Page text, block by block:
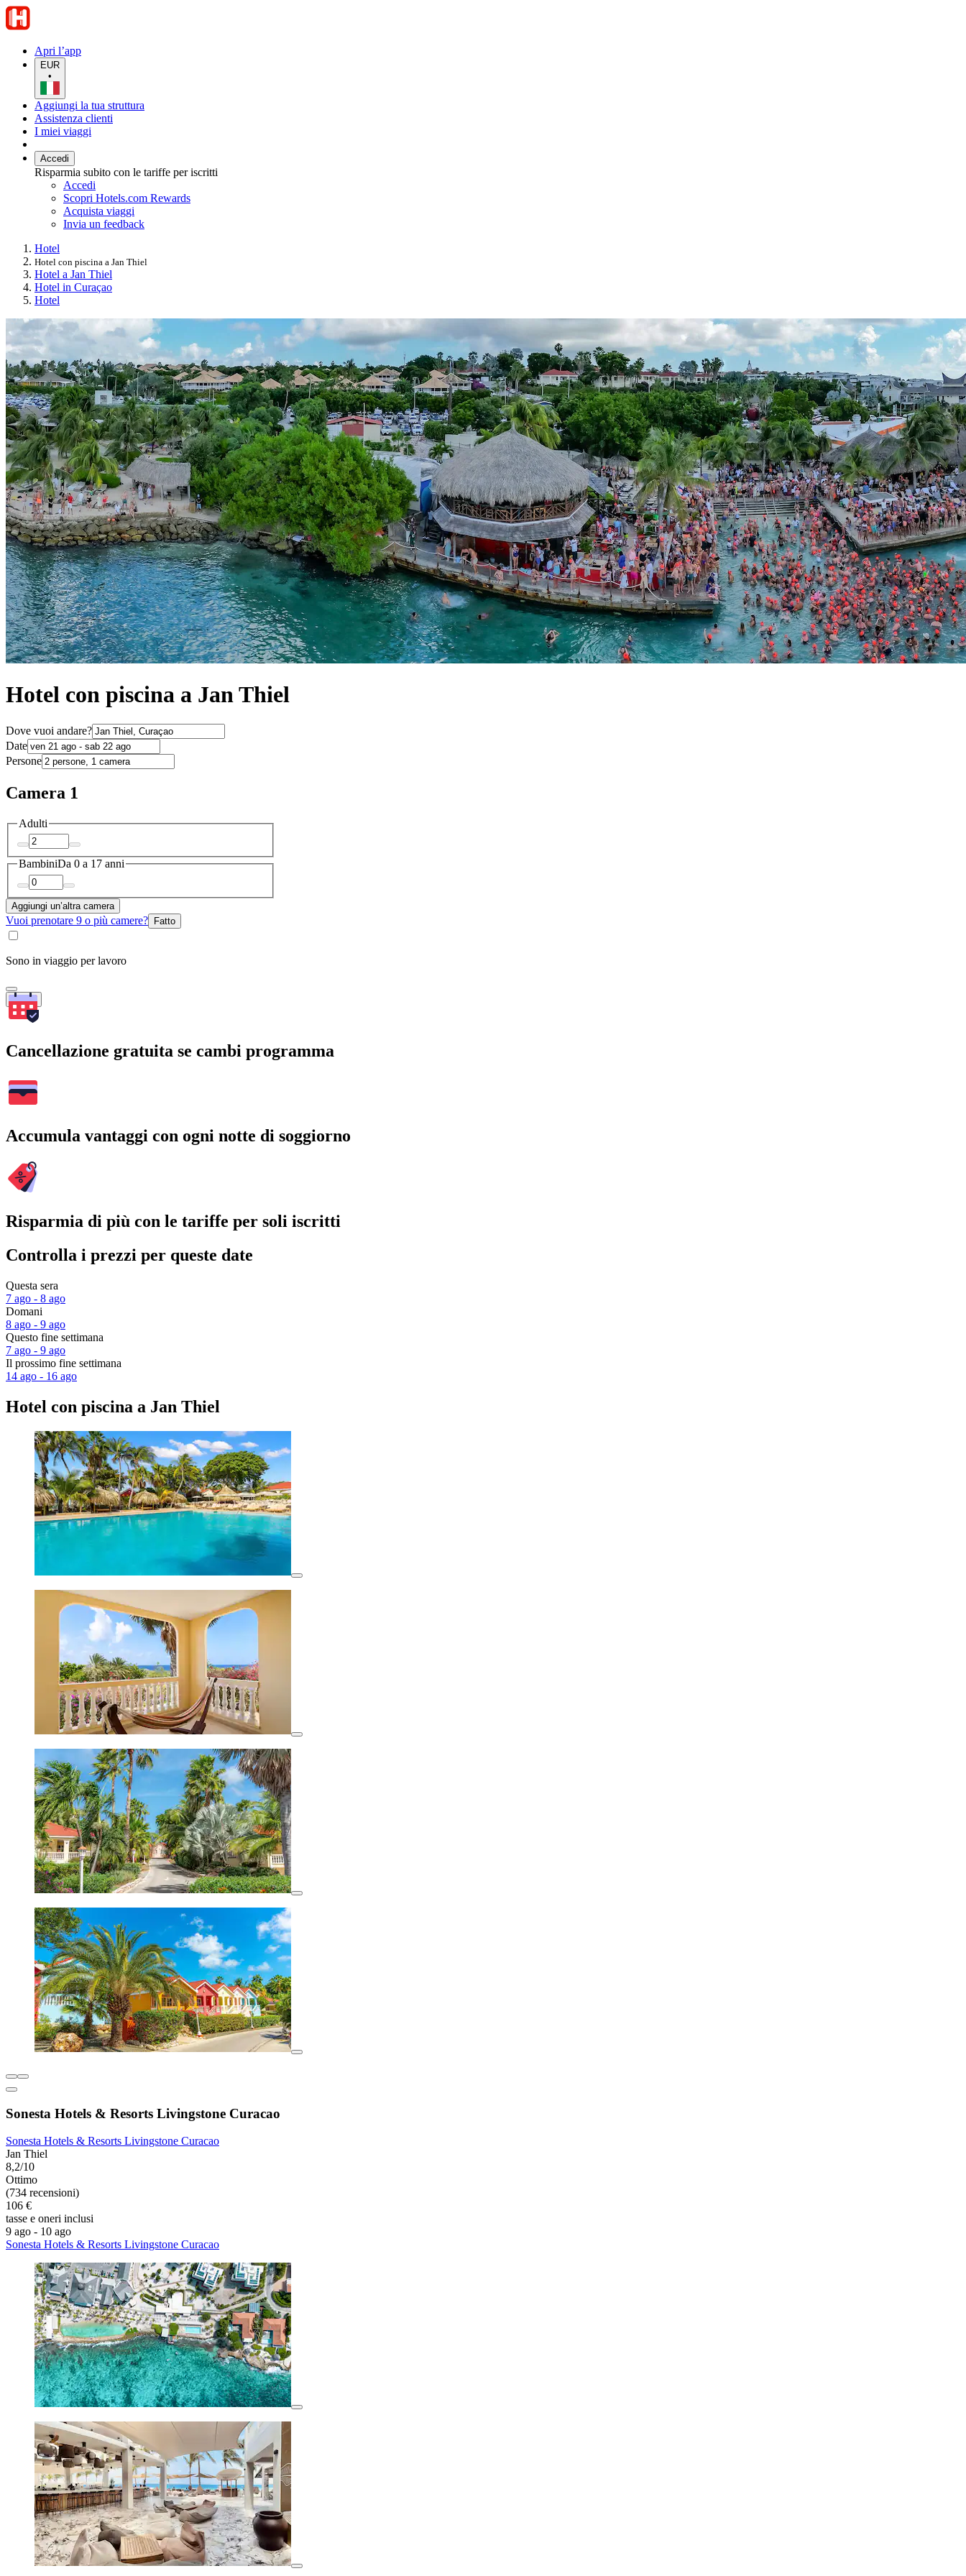
Apri l’app
EUR
•
Aggiungi la tua struttura
Assistenza clienti
I miei viaggi
Accedi
Risparmia subito con le tariffe per iscritti
Accedi
Scopri Hotels.com Rewards
Acquista viaggi
Invia un feedback
Hotel
Hotel con piscina a Jan Thiel
Hotel a Jan Thiel
Hotel in Curaçao
Hotel
Hotel con piscina a Jan Thiel
Dove vuoi andare?
Date
Persone
Camera 1
Adulti
BambiniDa 0 a 17 anni
Aggiungi un’altra camera
Vuoi prenotare 9 o più camere? Fatto
Sono in viaggio per lavoro
Cerca
Cancellazione gratuita se cambi programma
Accumula vantaggi con ogni notte di soggiorno
Risparmia di più con le tariffe per soli iscritti
Controlla i prezzi per queste date
Questa sera
7 ago - 8 ago
Domani
8 ago - 9 ago
Questo fine settimana
7 ago - 9 ago
Il prossimo fine settimana
14 ago - 16 ago
Hotel con piscina a Jan Thiel
Sonesta Hotels & Resorts Livingstone Curacao
Sonesta Hotels & Resorts Livingstone Curacao
Jan Thiel
8,2/10
Ottimo
(734 recensioni)
106 €
tasse e oneri inclusi
9 ago - 10 ago
Sonesta Hotels & Resorts Livingstone Curacao